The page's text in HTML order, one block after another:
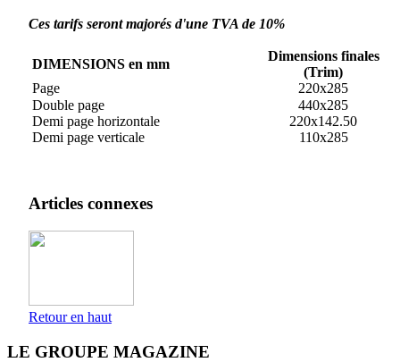
Ces tarifs seront majorés d'une TVA de 10%
DIMENSIONS en mm
Dimensions finales
(Trim)
Page
220x285
Double page
440x285
Demi page horizontale
220x142.50
Demi page verticale
110x285
Articles connexes
Retour en haut
LE GROUPE MAGAZINE